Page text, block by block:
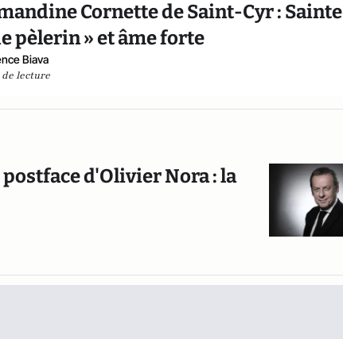
Cornette de Saint-Cyr : Sainte
pèlerin » et âme forte
Biava
lecture
d'Olivier Nora : la